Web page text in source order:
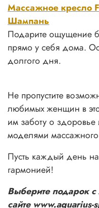
Массажное кресло
Шампань
Подарите ощущение
прямо у себя дома.
долгого дня.
Не пропустите
любимых женщин в
им заботу о
моделями
Пусть каждый день
гармонией!
Выберите подарок
сайте